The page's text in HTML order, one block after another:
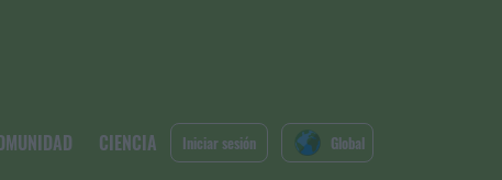
CIENCIA Iniciar sesión Global